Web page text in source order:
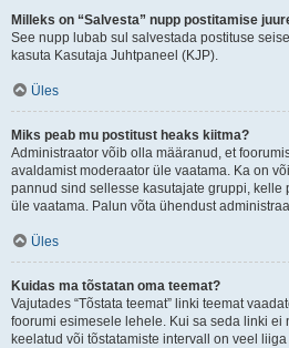
Milleks on “Salvesta” nupp postitamise
See nupp lubab sul salvestada postituse
kasuta Kasutaja Juhtpaneel (KJP).
Üles
Miks peab mu postitust heaks kiitma?
Administraator võib olla määranud, et
avaldamist moderaator üle vaatama. Ka on
pannud sind sellesse kasutajate gruppi, kelle
üle vaatama. Palun võta ühendust
Üles
Kuidas ma tõstatan oma teemat?
Vajutades “Tõstata teemat” linki teemat
foorumi esimesele lehele. Kui sa seda linki ei
keelatud või tõstatamiste intervall on veel